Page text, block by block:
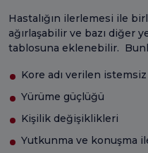
Hastalığın ilerlemesi ile
ağırlaşabilir ve bazı diğer
tablosuna eklenebilir.
Kore adı verilen
Yürüme güçlüğü
Kişilik değişiklikleri
Yutkunma ve konuşma